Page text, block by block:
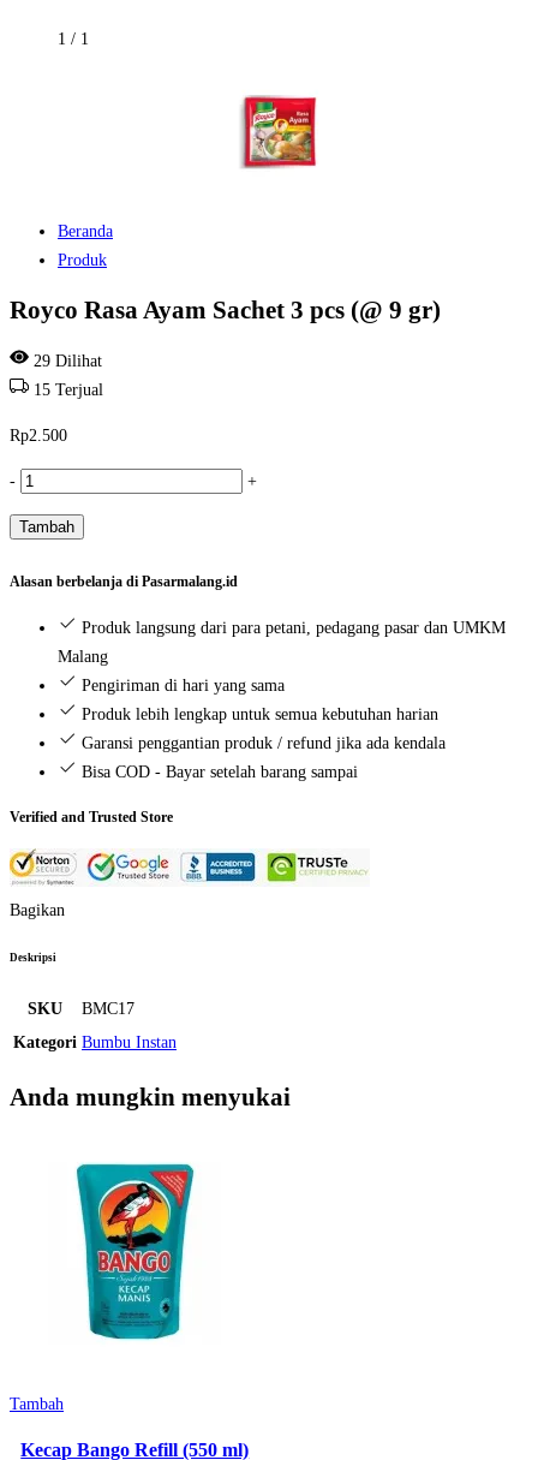
1 / 1
Beranda
Produk
Royco Rasa Ayam Sachet 3 pcs (@ 9 gr)
29 Dilihat
15 Terjual
Rp2.500
- Kuantitas
Rasa
(@
+
Tambah
Alasan berbelanja di Pasarmalang.id
Produk langsung dari para petani, pedagang pasar dan UMKM
Malang
Pengiriman di hari yang sama
Produk lebih lengkap untuk semua kebutuhan harian
Garansi penggantian produk / refund jika ada kendala
Bisa COD - Bayar setelah barang sampai
Verified and Trusted Store
Bagikan
Deskripsi
SKU
BMC17
Kategori Bumbu Instan
Anda mungkin menyukai
Tambah
Kecap Bango Refill (550 ml)